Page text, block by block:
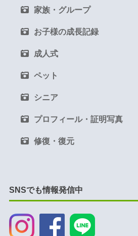
家族・グループ
お子様の成長記録
成人式
ペット
シニア
プロフィール・証明写真
修復・復元
SNSでも情報発信中